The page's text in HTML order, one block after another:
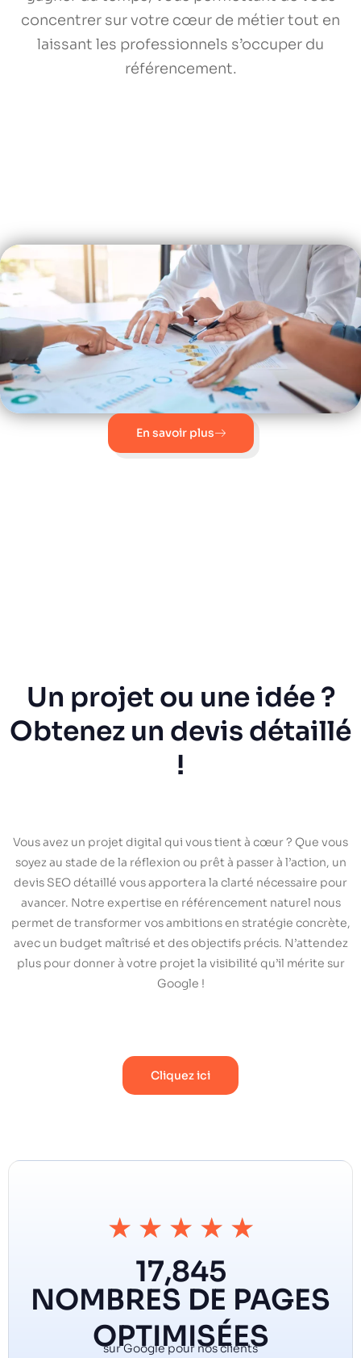
concentrer sur votre cœur de métier tout en
laissant les professionnels s’occuper du
référencement.
En savoir plus
Un projet ou une idée ?
Obtenez un devis détaillé
!
Vous avez un projet digital qui vous tient à cœur ? Que vous
soyez au stade de la réflexion ou prêt à passer à l’action, un
devis SEO détaillé vous apportera la clarté nécessaire pour
avancer. Notre expertise en référencement naturel nous
permet de transformer vos ambitions en stratégie concrète,
avec un budget maîtrisé et des objectifs précis. N’attendez
plus pour donner à votre projet la visibilité qu’il mérite sur
Google !
Cliquez ici
★ ★ ★ ★ ★
17,845
NOMBRES DE PAGES
OPTIMISÉES
sur Google pour nos clients